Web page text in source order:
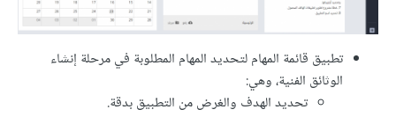
تطبيق قائمة المهام لتحديد المهام المطلوبة في مرحلة إنشاء
الوثائق الفنية، وهي:
تحديد الهدف والغرض من التطبيق بدقة.